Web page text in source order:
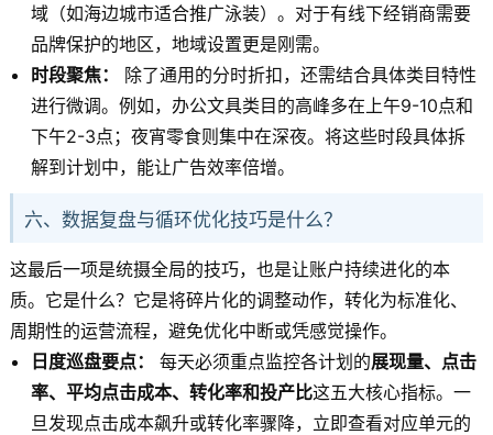
域（如海边城市适合推广泳装）。对于有线下经销商需要
品牌保护的地区，地域设置更是刚需。
时段聚焦：
除了通用的分时折扣，还需结合具体类目特性
进行微调。例如，办公文具类目的高峰多在上午9-10点和
下午2-3点；夜宵零食则集中在深夜。将这些时段具体拆
解到计划中，能让广告效率倍增。
六、数据复盘与循环优化技巧是什么？
这最后一项是统摄全局的技巧，也是让账户持续进化的本
质。它是什么？它是将碎片化的调整动作，转化为标准化、
周期性的运营流程，避免优化中断或凭感觉操作。
日度巡盘要点：
每天必须重点监控各计划的展现量、点击
率、平均点击成本、转化率和投产比这五大核心指标。一
旦发现点击成本飙升或转化率骤降，立即查看对应单元的